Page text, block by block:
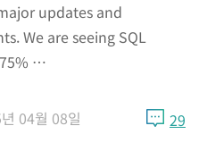
updates and
We are seeing SQL
…
04월 08일 29